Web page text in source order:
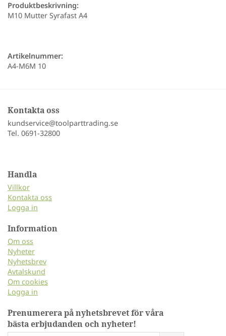
Produktbeskrivning:
M10 Mutter Syrafast A4
Artikelnummer:
A4-M6M 10
Kontakta oss
kundservice@toolparttrading.se
Tel. 0691-32800
Handla
Villkor
Kontakta oss
Logga in
Information
Om oss
Nyheter
Nyhetsbrev
Avtalskund
Om cookies
Logga in
Prenumerera på nyhetsbrevet för våra
bästa erbjudanden och nyheter!